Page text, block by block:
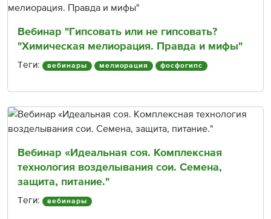
Вебинар "Гипсовать или не гипсовать?
"Химическая мелиорация. Правда и мифы"
Теги: вебинары мелиорация фосфогипс
Вебинар «Идеальная соя. Комплексная
технология возделывания сои. Семена,
защита, питание."
Теги: вебинары